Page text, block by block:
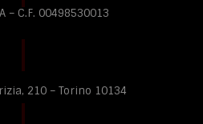
– C.F. 00498530013
210 – Torino 10134